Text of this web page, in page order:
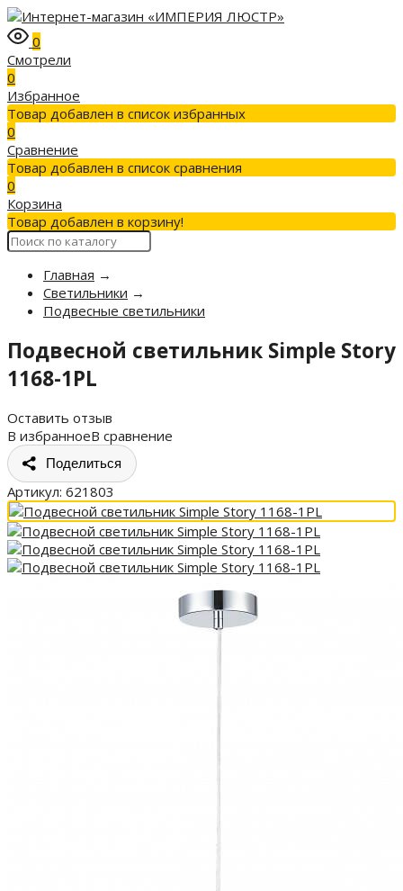
0
Смотрели
0
Избранное
Товар добавлен в список избранных
0
Сравнение
Товар добавлен в список сравнения
0
Корзина
Товар добавлен в корзину!
Главная →
Светильники →
Подвесные светильники
Подвесной светильник Simple Story
1168-1PL
Оставить отзыв
В избранноеВ сравнение
Поделиться
Артикул: 621803